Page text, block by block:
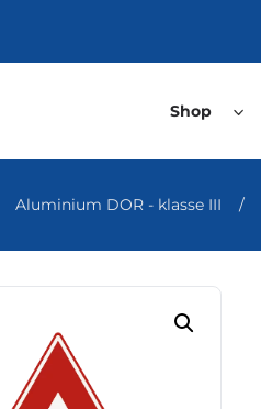
Shop
Aluminium DOR - klasse III /